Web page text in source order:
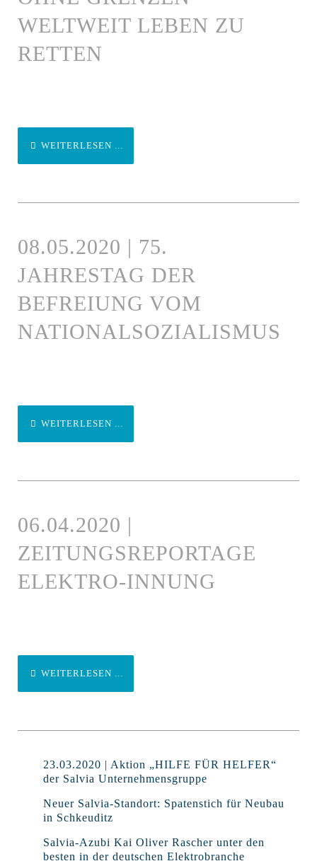
WELTWEIT LEBEN ZU
RETTEN
WEITERLESEN ...
08.05.2020 | 75.
JAHRESTAG DER
BEFREIUNG VOM
NATIONALSOZIALISMUS
WEITERLESEN ...
06.04.2020 |
ZEITUNGSREPORTAGE
ELEKTRO-INNUNG
WEITERLESEN ...
23.03.2020 | Aktion „HILFE FÜR HELFER“
der Salvia Unternehmensgruppe
Neuer Salvia-Standort: Spatenstich für Neubau
in Schkeuditz
Salvia-Azubi Kai Oliver Rascher unter den
besten in der deutschen Elektrobranche